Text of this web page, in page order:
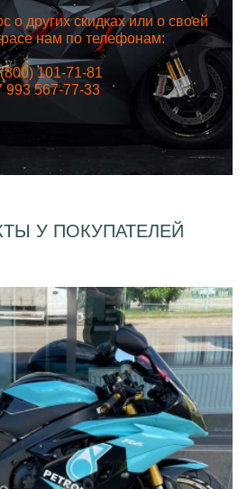
о других скидках или о своей
нам по телефонам:
101-71-81
993 567-77-33
У ПОКУПАТЕЛЕЙ